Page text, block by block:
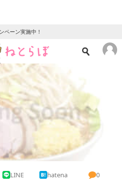
ペーン実施中！
ニュース
クイズ
地域
リサーチ
LINE hatena 0